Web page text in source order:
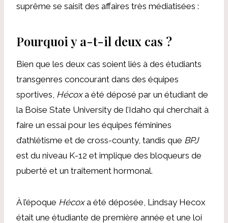
suprême se saisit des affaires très médiatisées :
Pourquoi y a-t-il deux cas ?
Bien que les deux cas soient liés à des étudiants
transgenres concourant dans des équipes
sportives, Hécoxa été déposé par un étudiant de
la Boise State University de l’Idaho qui cherchait à
faire un essai pour les équipes féminines
d’athlétisme et de cross-county, tandis que BPJ
est du niveau K-12 et implique des bloqueurs de
puberté et un traitement hormonal.
À l’époque Hécoxa été déposée, Lindsay Hecox
était une étudiante de première année et une loi